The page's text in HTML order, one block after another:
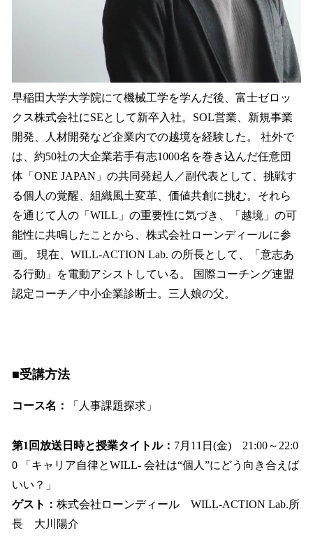
早稲田大学大学院にて機械工学を学んだ後、富士ゼロッ
クス株式会社にSEとして新卒入社。SOL営業、新規事業
開発、人材開発など企業内での越境を経験した。 社外で
は、約50社の大企業若手有志1000名を巻き込んだ任意団
体「ONE JAPAN」の共同発起人／副代表として、挑戦す
る個人の覚醒、組織風土変革、価値共創に挑む。それら
を通じて人の「WILL」の重要性に気づき、「越境」の可
能性に共鳴したことから、株式会社ローンディールに参
画。 現在、WILL-ACTION Lab. の所長として、「意志あ
る行動」を電動アシストしている。 国際コーチング連盟
認定コーチ／中小企業診断士。三人娘の父。
■受講方法
コース名： 「人事課題探求」
第1回放送日時と授業タイトル： 7月11日(金) 21:00～22:0
0 「キャリア自律とWILL- 会社は“個人”にどう向き合えば
いい？」
ゲスト： 株式会社ローンディール WILL-ACTION Lab.所
長 大川陽介